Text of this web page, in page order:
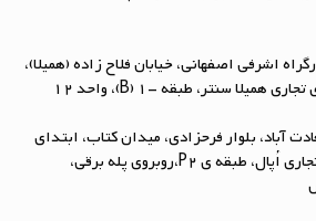
اشرفی اصفهانی، خیابان فلاح زاده (همیلا)،
آباد، بلوار فرحزادی، میدان کتاب، ابتداي
بلوار کوهستان، مرکز تجاری اُپال، طبقه ی P2،روبروی پله برقی،